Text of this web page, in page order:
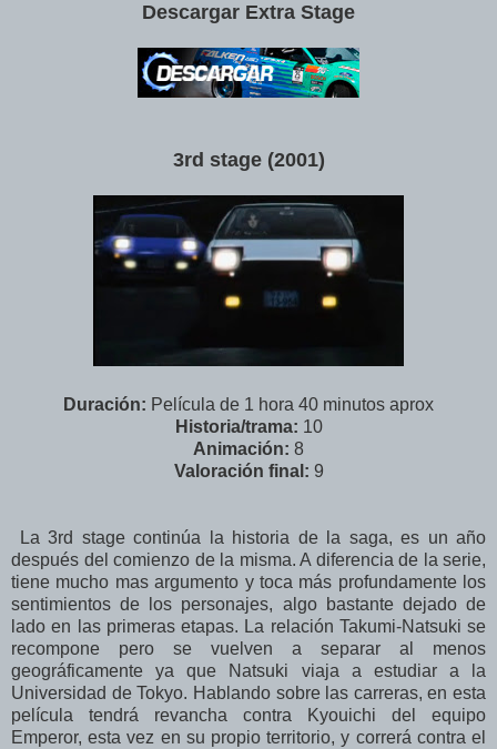
Descargar Extra Stage
3rd stage (2001)
Duración: Película de 1 hora 40 minutos aprox
Historia/trama: 10
Animación: 8
Valoración final: 9
La 3rd stage continúa la historia de la saga, es un año
después del comienzo de la misma. A diferencia de la serie,
tiene mucho mas argumento y toca más profundamente los
sentimientos de los personajes, algo bastante dejado de
lado en las primeras etapas. La relación Takumi-Natsuki se
recompone pero se vuelven a separar al menos
geográficamente ya que Natsuki viaja a estudiar a la
Universidad de Tokyo. Hablando sobre las carreras, en esta
película tendrá revancha contra Kyouichi del equipo
Emperor, esta vez en su propio territorio, y correrá contra el